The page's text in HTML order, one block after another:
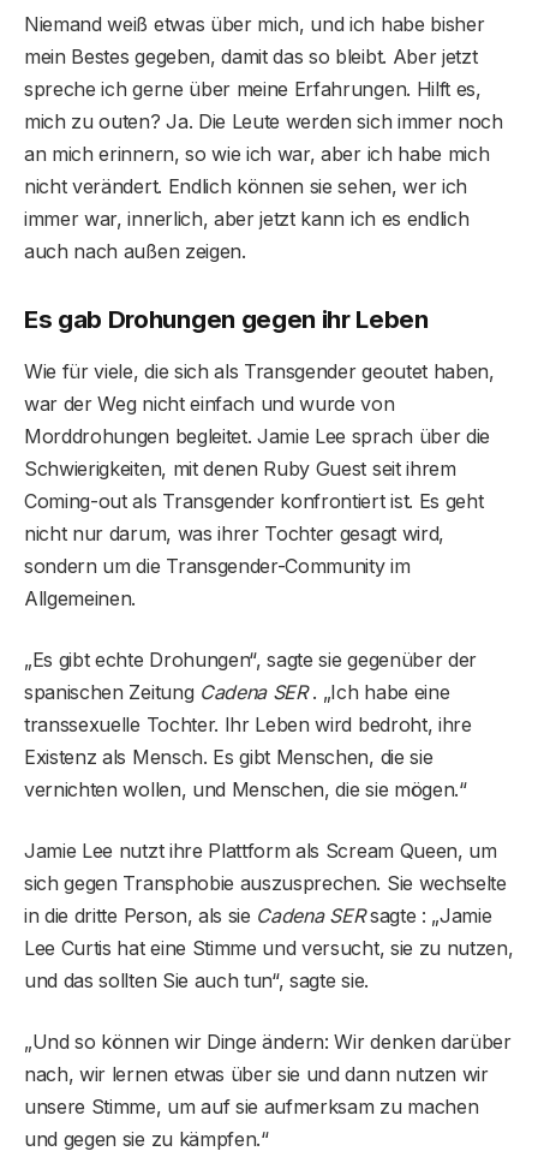
Niemand weiß etwas über mich, und ich habe bisher
mein Bestes gegeben, damit das so bleibt. Aber jetzt
spreche ich gerne über meine Erfahrungen. Hilft es,
mich zu outen? Ja. Die Leute werden sich immer noch
an mich erinnern, so wie ich war, aber ich habe mich
nicht verändert. Endlich können sie sehen, wer ich
immer war, innerlich, aber jetzt kann ich es endlich
auch nach außen zeigen.
Es gab Drohungen gegen ihr Leben
Wie für viele, die sich als Transgender geoutet haben,
war der Weg nicht einfach und wurde von
Morddrohungen begleitet. Jamie Lee sprach über die
Schwierigkeiten, mit denen Ruby Guest seit ihrem
Coming-out als Transgender konfrontiert ist. Es geht
nicht nur darum, was ihrer Tochter gesagt wird,
sondern um die Transgender-Community im
Allgemeinen.
„Es gibt echte Drohungen“, sagte sie gegenüber der
spanischen Zeitung Cadena SER. „Ich habe eine
transsexuelle Tochter. Ihr Leben wird bedroht, ihre
Existenz als Mensch. Es gibt Menschen, die sie
vernichten wollen, und Menschen, die sie mögen.“
Jamie Lee nutzt ihre Plattform als Scream Queen, um
sich gegen Transphobie auszusprechen. Sie wechselte
in die dritte Person, als sie Cadena SERsagte : „Jamie
Lee Curtis hat eine Stimme und versucht, sie zu nutzen,
und das sollten Sie auch tun“, sagte sie.
„Und so können wir Dinge ändern: Wir denken darüber
nach, wir lernen etwas über sie und dann nutzen wir
unsere Stimme, um auf sie aufmerksam zu machen
und gegen sie zu kämpfen.“